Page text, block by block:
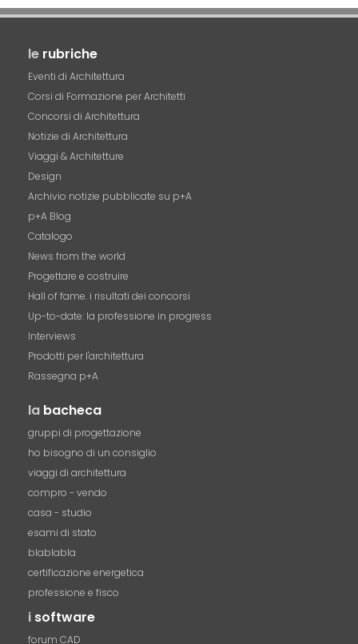
le rubriche
Eventi di Architettura
Corsi di Formazione per Architetti
Concorsi di Architettura
Notizie di Architettura
Viaggi & Architetture
Design
Archivio notizie pubblicate su p+A
p+A Blog
Catalogo
News from the world
Progettare e costruire
Hall of fame. i risultati dei concorsi
Up-to-date: la professione in progress
Interviews
Prodotti per l'architettura
Rassegna p+A
la bacheca
gruppi di progettazione
ho bisogno di un consiglio
viaggi di architettura
compro - vendo
casa - studio
esami di stato
blablabla
certificazione energetica
professione e fisco
i software
forum CAD